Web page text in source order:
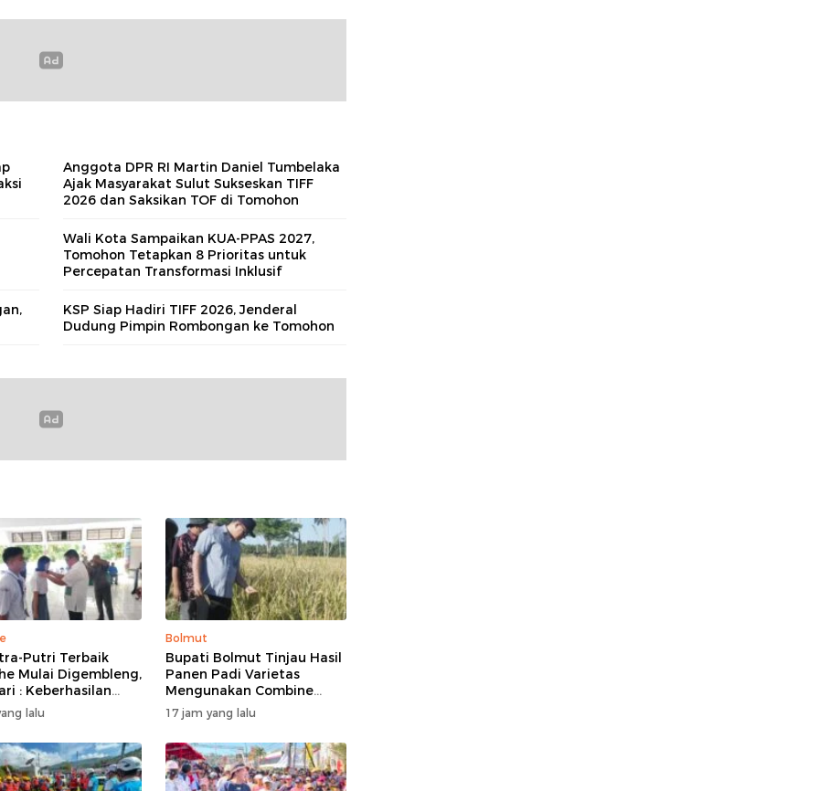
Anggota DPR RI Martin Daniel Tumbelaka
Ajak Masyarakat Sulut Sukseskan TIFF
2026 dan Saksikan TOF di Tomohon
Wali Kota Sampaikan KUA‑PPAS 2027,
Tomohon Tetapkan 8 Prioritas untuk
Percepatan Transformasi Inklusif
KSP Siap Hadiri TIFF 2026, Jenderal
Dudung Pimpin Rombongan ke Tomohon
Putri Terbaik
Mulai Digembleng,
: Keberhasilan
Bukan Garis Akhir
Dari Proses
lalu
Bolmut
Bupati Bolmut Tinjau Hasil
Panen Padi Varietas
Mengunakan Combine
Harvester
17 jam yang lalu